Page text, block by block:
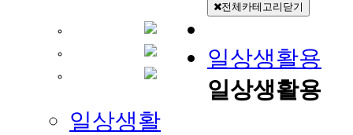
전체카테고리닫기
일상생활용
일상생활용
일상생활